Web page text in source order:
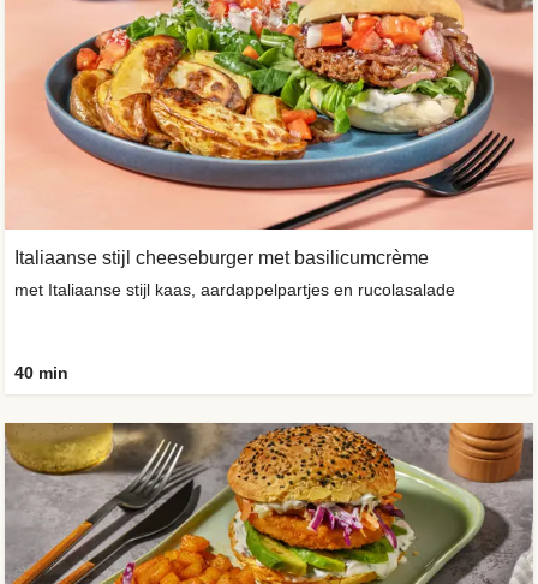
Italiaanse stijl cheeseburger met basilicumcrème
met Italiaanse stijl kaas, aardappelpartjes en rucolasalade
40 min